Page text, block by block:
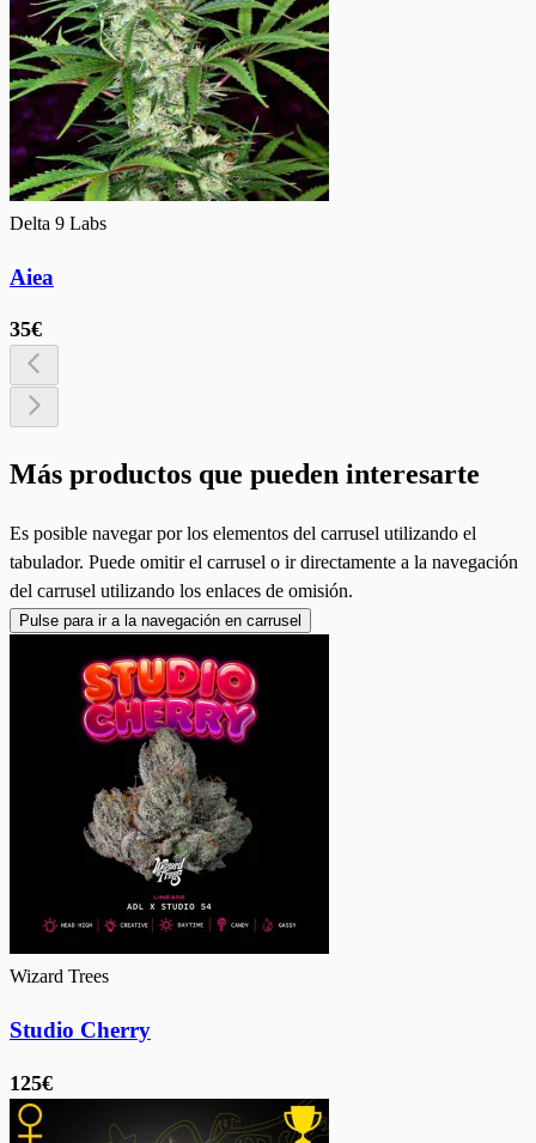
Delta 9 Labs
Aiea
35€
Más productos que pueden interesarte
Es posible navegar por los elementos del carrusel utilizando el
tabulador. Puede omitir el carrusel o ir directamente a la navegación
del carrusel utilizando los enlaces de omisión.
Pulse para ir a la navegación en carrusel
Wizard Trees
Studio Cherry
125€